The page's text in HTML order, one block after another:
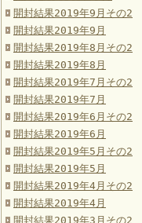
開封結果2019年9月その2
開封結果2019年9月
開封結果2019年8月その2
開封結果2019年8月
開封結果2019年7月その2
開封結果2019年7月
開封結果2019年6月その2
開封結果2019年6月
開封結果2019年5月その2
開封結果2019年5月
開封結果2019年4月その2
開封結果2019年4月
開封結果2019年3月その2